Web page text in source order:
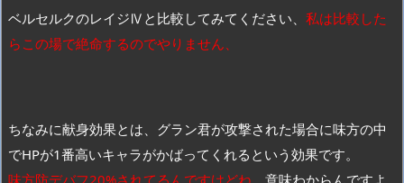
ベルセルクのレイジⅣと比較してみてください、 私は比較した
らこの場で絶命するのでやりません、
ちなみに献身効果とは、グラン君が攻撃された場合に味方の中
でHPが1番高いキャラがかばってくれるという効果です。
味方防デバフ20%されてるんですけどね、 意味わからんですよ